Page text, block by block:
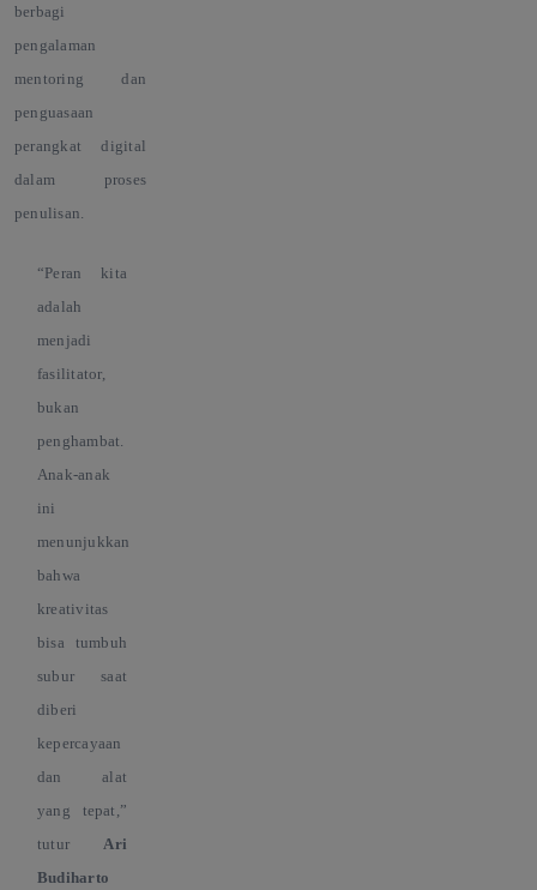
berbagi
pengalaman
mentoring dan
penguasaan
perangkat digital
dalam proses
penulisan.
“Peran kita
adalah
menjadi
fasilitator,
bukan
penghambat.
Anak-anak
ini
menunjukkan
bahwa
kreativitas
bisa tumbuh
subur saat
diberi
kepercayaan
dan alat
yang tepat, ”
tutur Ari
Budiharto